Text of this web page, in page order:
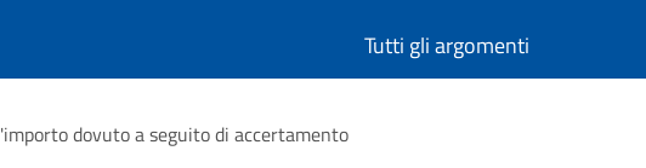
Tutti gli argomenti
dovuto a seguito di accertamento